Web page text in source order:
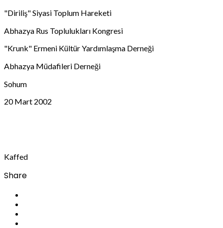
"Diriliş" Siyasi Toplum Hareketi
Abhazya Rus Toplulukları Kongresi
"Krunk" Ermeni Kültür Yardımlaşma Derneği
Abhazya Müdafileri Derneği
Sohum
20 Mart 2002
Kaffed
Share